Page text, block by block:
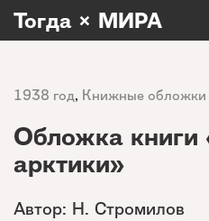
Тогда × МИРА
1938 год, Книжные обложки
Обложка книги
арктики»
Автор: Н. Стромилов